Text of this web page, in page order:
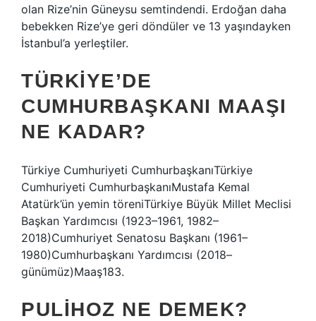
olan Rize’nin Güneysu semtindendi. Erdoğan daha
bebekken Rize’ye geri döndüler ve 13 yaşındayken
İstanbul’a yerleştiler.
TÜRKIYE’DE
CUMHURBAŞKANI MAAŞI
NE KADAR?
Türkiye Cumhuriyeti CumhurbaşkanıTürkiye
Cumhuriyeti CumhurbaşkanıMustafa Kemal
Atatürk’ün yemin töreniTürkiye Büyük Millet Meclisi
Başkan Yardımcısı (1923–1961, 1982–
2018)Cumhuriyet Senatosu Başkanı (1961–
1980)Cumhurbaşkanı Yardımcısı (2018–
günümüz)Maaş183.
PULIHOZ NE DEMEK?